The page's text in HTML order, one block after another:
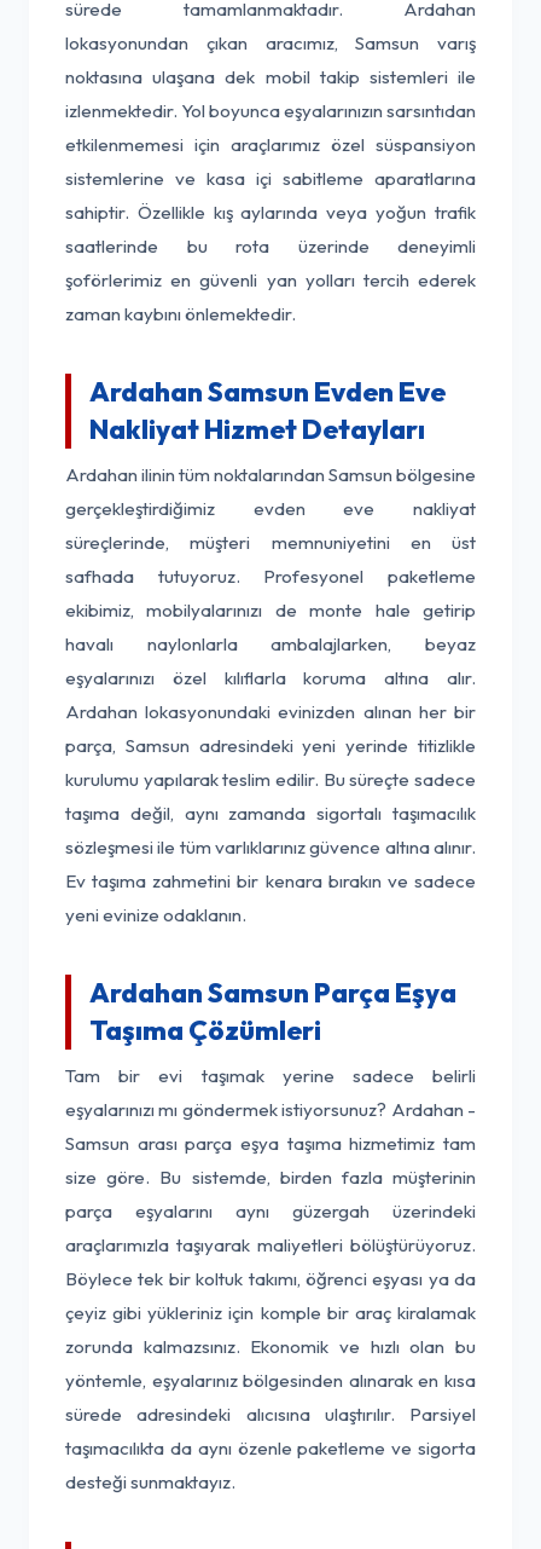
sürede tamamlanmaktadır. Ardahan
lokasyonundan çıkan aracımız, Samsun varış
noktasına ulaşana dek mobil takip sistemleri ile
izlenmektedir. Yol boyunca eşyalarınızın sarsıntıdan
etkilenmemesi için araçlarımız özel süspansiyon
sistemlerine ve kasa içi sabitleme aparatlarına
sahiptir. Özellikle kış aylarında veya yoğun trafik
saatlerinde bu rota üzerinde deneyimli
şoförlerimiz en güvenli yan yolları tercih ederek
zaman kaybını önlemektedir.
Ardahan Samsun Evden Eve
Nakliyat Hizmet Detayları
Ardahan ilinin tüm noktalarından Samsun bölgesine
gerçekleştirdiğimiz evden eve nakliyat
süreçlerinde, müşteri memnuniyetini en üst
safhada tutuyoruz. Profesyonel paketleme
ekibimiz, mobilyalarınızı de monte hale getirip
havalı naylonlarla ambalajlarken, beyaz
eşyalarınızı özel kılıflarla koruma altına alır.
Ardahan lokasyonundaki evinizden alınan her bir
parça, Samsun adresindeki yeni yerinde titizlikle
kurulumu yapılarak teslim edilir. Bu süreçte sadece
taşıma değil, aynı zamanda sigortalı taşımacılık
sözleşmesi ile tüm varlıklarınız güvence altına alınır.
Ev taşıma zahmetini bir kenara bırakın ve sadece
yeni evinize odaklanın.
Ardahan Samsun Parça Eşya
Taşıma Çözümleri
Tam bir evi taşımak yerine sadece belirli
eşyalarınızı mı göndermek istiyorsunuz? Ardahan -
Samsun arası parça eşya taşıma hizmetimiz tam
size göre. Bu sistemde, birden fazla müşterinin
parça eşyalarını aynı güzergah üzerindeki
araçlarımızla taşıyarak maliyetleri bölüştürüyoruz.
Böylece tek bir koltuk takımı, öğrenci eşyası ya da
çeyiz gibi yükleriniz için komple bir araç kiralamak
zorunda kalmazsınız. Ekonomik ve hızlı olan bu
yöntemle, eşyalarınız bölgesinden alınarak en kısa
sürede adresindeki alıcısına ulaştırılır. Parsiyel
taşımacılıkta da aynı özenle paketleme ve sigorta
desteği sunmaktayız.